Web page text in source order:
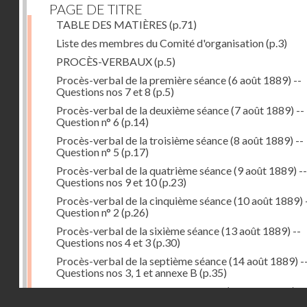
PAGE DE TITRE
TABLE DES MATIÈRES (p.71)
Liste des membres du Comité d'organisation(p.3)
PROCÈS-VERBAUX(p.5)
Procès-verbal de la première séance (6 août 1889) --
Questions nos 7 et 8 (p.5)
Procès-verbal de la deuxième séance (7 août 1889) --
Question n° 6 (p.14)
Procès-verbal de la troisième séance (8 août 1889) --
Question n° 5 (p.17)
Procès-verbal de la quatrième séance (9 août 1889) --
Questions nos 9 et 10(p.23)
Procès-verbal de la cinquième séance (10 août 1889)
Question n° 2 (p.26)
Procès-verbal de la sixième séance (13 août 1889) --
Questions nos 4 et 3(p.30)
Procès-verbal de la septième séance (14 août 1889)
Questions nos 3, 1 et annexe B (p.35)
Procès-verbal de la huitième séance (16 août 1889) --